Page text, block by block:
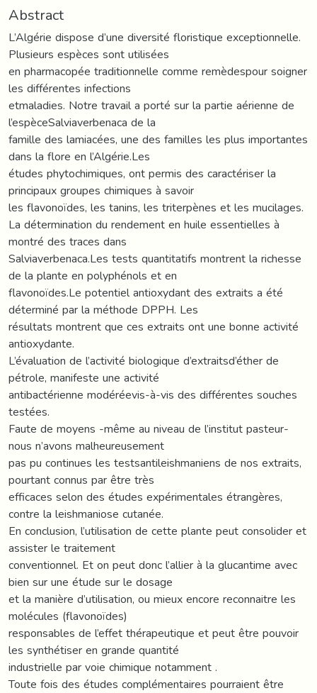
Abstract
L’Algérie dispose d’une diversité floristique exceptionnelle.
Plusieurs espèces sont utilisées
en pharmacopée traditionnelle comme remèdespour soigner
les différentes infections
etmaladies. Notre travail a porté sur la partie aérienne de
l’espèceSalviaverbenaca de la
famille des lamiacées, une des familles les plus importantes
dans la flore en l’Algérie.Les
études phytochimiques, ont permis des caractériser la
principaux groupes chimiques à savoir
les flavonoïdes, les tanins, les triterpènes et les mucilages.
La détermination du rendement en huile essentielles à
montré des traces dans
Salviaverbenaca.Les tests quantitatifs montrent la richesse
de la plante en polyphénols et en
flavonoïdes.Le potentiel antioxydant des extraits a été
déterminé par la méthode DPPH. Les
résultats montrent que ces extraits ont une bonne activité
antioxydante.
L’évaluation de l’activité biologique d’extraitsd’éther de
pétrole, manifeste une activité
antibactérienne modéréevis-à-vis des différentes souches
testées.
Faute de moyens -même au niveau de l’institut pasteur-
nous n’avons malheureusement
pas pu continues les testsantileishmaniens de nos extraits,
pourtant connus par être très
efficaces selon des études expérimentales étrangères,
contre la leishmaniose cutanée.
En conclusion, l’utilisation de cette plante peut consolider et
assister le traitement
conventionnel. Et on peut donc l’allier à la glucantime avec
bien sur une étude sur le dosage
et la manière d’utilisation, ou mieux encore reconnaitre les
molécules (flavonoïdes)
responsables de l’effet thérapeutique et peut être pouvoir
les synthétiser en grande quantité
industrielle par voie chimique notamment .
Toute fois des études complémentaires pourraient être